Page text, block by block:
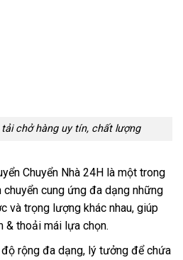
chở hàng uy tín, chất lượng
Chuyển Nhà 24H là một trong
cung ứng đa dạng những
và trọng lượng khác nhau, giúp
& thoải mái lựa chọn.
rộng đa dạng, lý tưởng để chứa